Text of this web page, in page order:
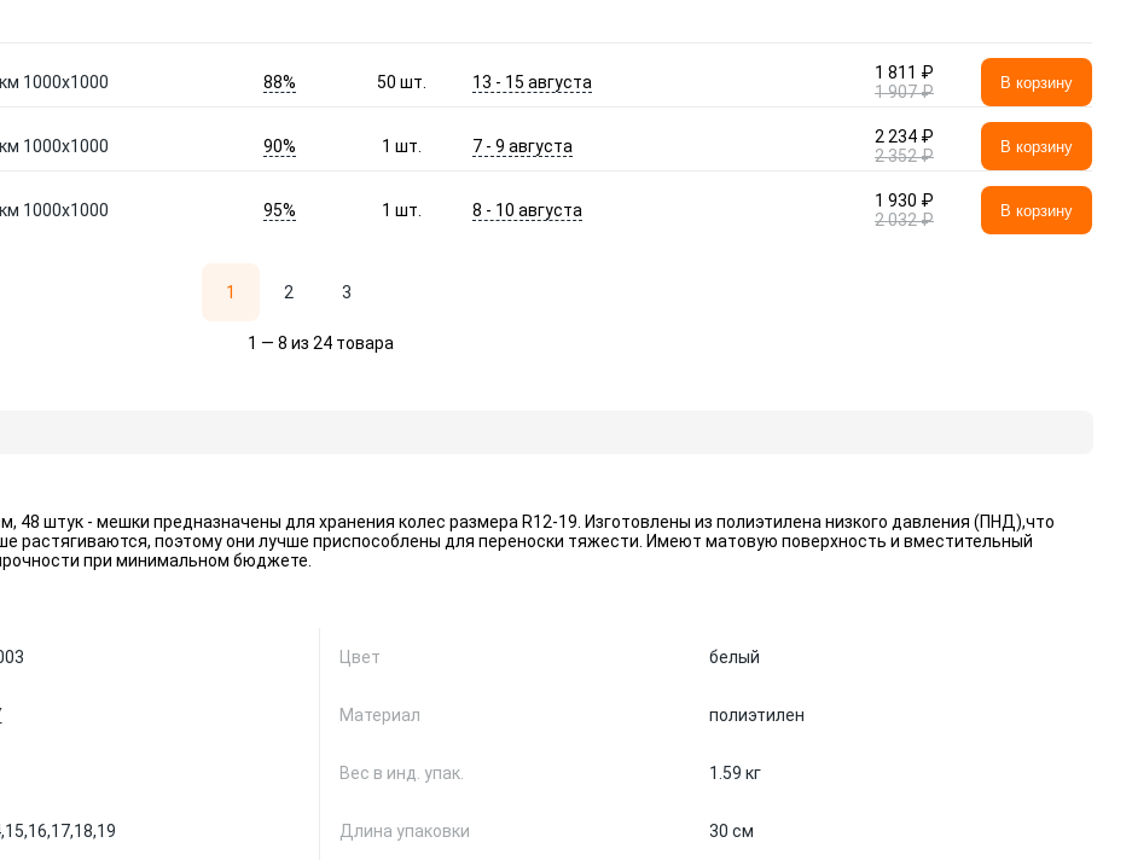
1000х1000 88% 50шт. 13 - 15 августа
1 811 ₽
1 907 ₽
В корзину
1000х1000 90% 1шт. 7 - 9 августа
2 234 ₽
2 352 ₽
В корзину
1000х1000 95% 1шт. 8 - 10 августа
1 930 ₽
2 032 ₽
В корзину
1 2 3
1 — 8 из 24 товара
48 штук - мешки предназначены для хранения колес размера R12-19. Изготовлены из полиэтилена низкого давления (ПНД),что
поэтому они лучше приспособлены для переноски тяжести. Имеют матовую поверхность и вместительный
при минимальном бюджете.
15,16,17,18,19
Цвет белый
Материал полиэтилен
Вес в инд. упак. 1.59 кг
Длина упаковки 30 см